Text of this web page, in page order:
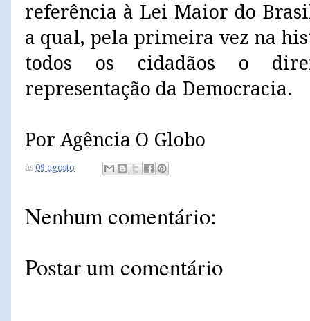
referência à Lei Maior do
a qual, pela primeira vez na
todos os cidadãos o
representação da Democracia.
Por Agência O Globo
às 09 agosto
Nenhum comentário:
Postar um comentário